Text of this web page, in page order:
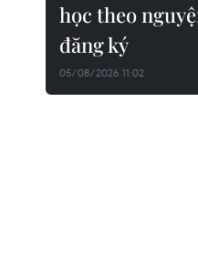
học theo
đăng ký
05/08/2026 11:02